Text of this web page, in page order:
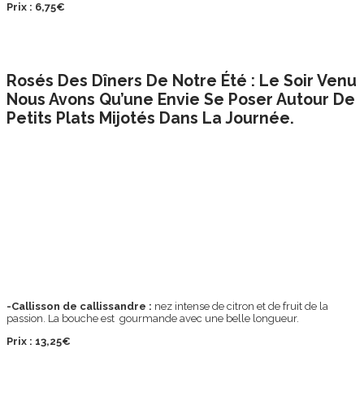
Prix : 6,75€
Rosés Des Dîners De Notre Été : Le Soir Venu
Nous Avons Qu’une Envie Se Poser Autour De
Petits Plats Mijotés Dans La Journée.
-Callisson de callissandre : nez intense de citron et de fruit de la
passion. La bouche est gourmande avec une belle longueur.
Prix : 13,25€